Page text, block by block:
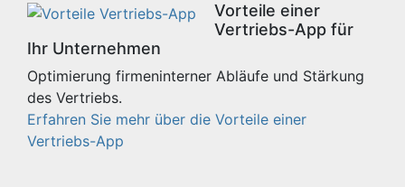
Vorteile einer
Vertriebs-App für
Ihr Unternehmen
Optimierung firmeninterner Abläufe und Stärkung
des Vertriebs.
Erfahren Sie mehr über die Vorteile einer
Vertriebs-App